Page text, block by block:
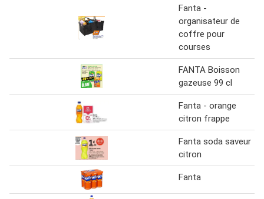
Fanta -
organisateur de
coffre pour
courses
FANTA Boisson
gazeuse 99 cl
Fanta - orange
citron frappe
Fanta soda saveur
citron
Fanta